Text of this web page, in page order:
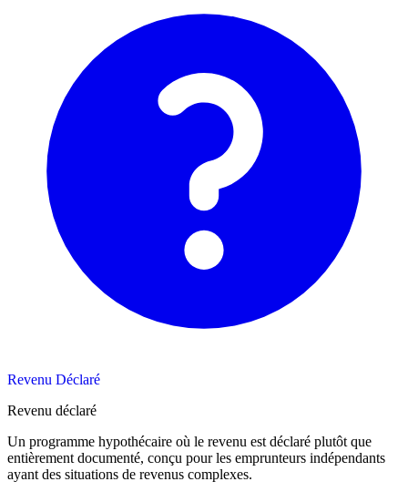
Revenu Déclaré
Revenu déclaré
Un programme hypothécaire où le revenu est déclaré plutôt que
entièrement documenté, conçu pour les emprunteurs indépendants
ayant des situations de revenus complexes.